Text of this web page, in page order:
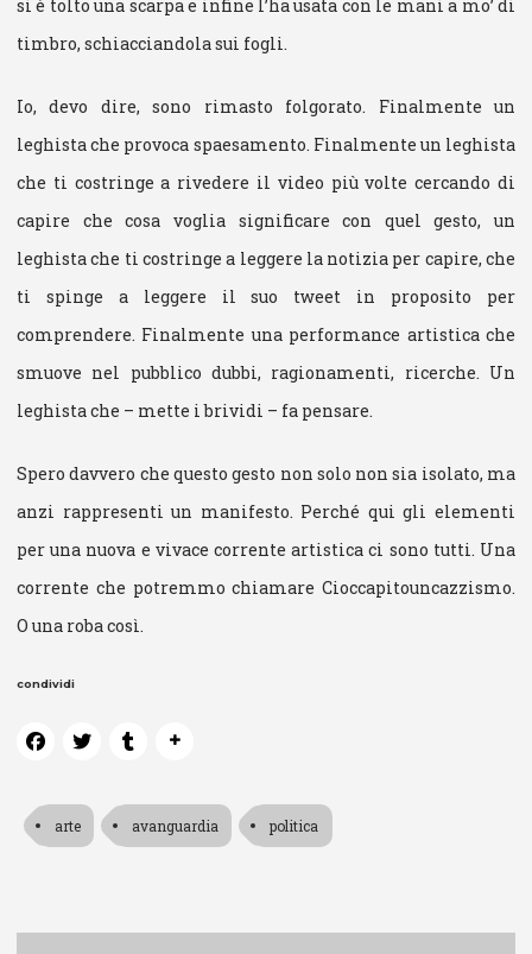
si è tolto una scarpa e infine l’ha usata con le mani a mo’ di
timbro, schiacciandola sui fogli.
Io, devo dire, sono rimasto folgorato. Finalmente un
leghista che provoca spaesamento. Finalmente un leghista
che ti costringe a rivedere il video più volte cercando di
capire che cosa voglia significare con quel gesto, un
leghista che ti costringe a leggere la notizia per capire, che
ti spinge a leggere il suo tweet in proposito per
comprendere. Finalmente una performance artistica che
smuove nel pubblico dubbi, ragionamenti, ricerche. Un
leghista che – mette i brividi – fa pensare.
Spero davvero che questo gesto non solo non sia isolato, ma
anzi rappresenti un manifesto. Perché qui gli elementi
per una nuova e vivace corrente artistica ci sono tutti. Una
corrente che potremmo chiamare Cioccapitouncazzismo.
O una roba così.
condividi
arte avanguardia politica